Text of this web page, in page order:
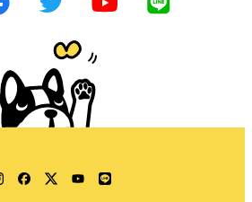
Instagram
Facebook
TwitterYouTube
LINE